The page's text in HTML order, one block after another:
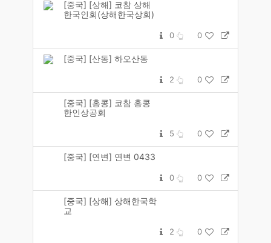
[중국] [상해] 코참 상해
한국인회(상해한국상회)
0 0
[중국] [산동] 하오산동
2 0
[중국] [홍콩] 코참 홍콩
한인상공회
5 0
[중국] [연변] 연변 0433
0 0
[중국] [상해] 상해한국학
교
2 0